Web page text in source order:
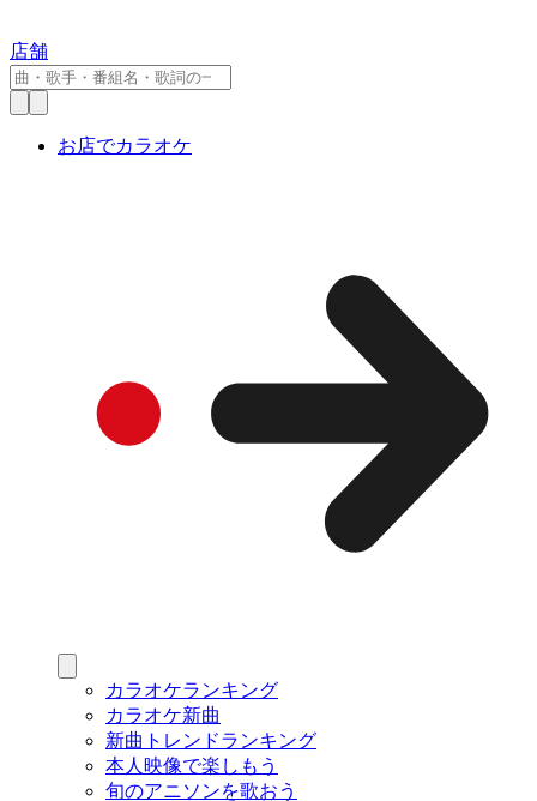
店舗
お店でカラオケ
カラオケランキング
カラオケ新曲
新曲トレンドランキング
本人映像で楽しもう
旬のアニソンを歌おう